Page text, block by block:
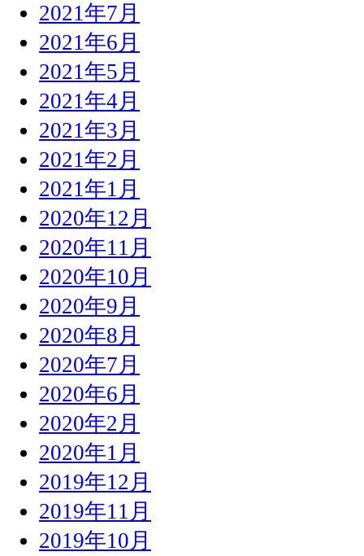
2021年7月
2021年6月
2021年5月
2021年4月
2021年3月
2021年2月
2021年1月
2020年12月
2020年11月
2020年10月
2020年9月
2020年8月
2020年7月
2020年6月
2020年2月
2020年1月
2019年12月
2019年11月
2019年10月